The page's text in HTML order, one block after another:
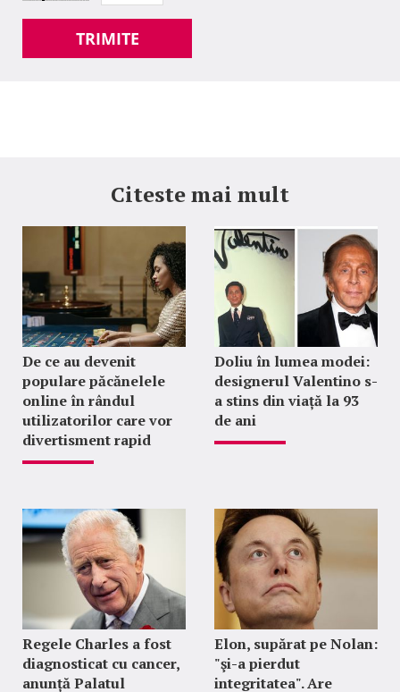
TRIMITE
Citeste mai mult
De ce au devenit
populare păcănelele
online în rândul
utilizatorilor care vor
divertisment rapid
Doliu în lumea modei:
designerul Valentino s-
a stins din viață la 93
de ani
Regele Charles a fost
diagnosticat cu cancer,
anunță Palatul
Elon, supărat pe Nolan:
"şi-a pierdut
integritatea". Are